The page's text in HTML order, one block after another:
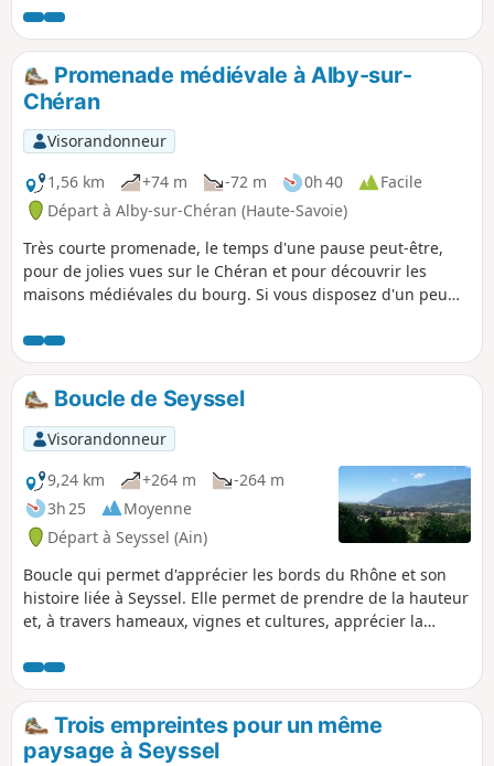
l'albanais n'est peut-être pas aussi jolie que celle côté
Rhône mais elle permet de situer les nombreux villages de
la région.Promenade médiévale à Alby-sur-
Chéran
Visorandonneur
1,56 km
+74 m -72 m 0h 40
Facile
Départ à Alby-sur-Chéran (Haute-Savoie)
Très courte promenade, le temps d'une pause peut-être,
pour de jolies vues sur le Chéran et pour découvrir les
maisons médiévales du bourg. Si vous disposez d'un peu
Boucle de Seyssel
Visorandonneur
9,24 km
+264 m
-264 m
3h 25
Moyenne
Départ à Seyssel (Ain)
Boucle qui permet d'apprécier les bords du Rhône et son
histoire liée à Seyssel. Elle permet de prendre de la hauteur
et, à travers hameaux, vignes et cultures, apprécier la
Gros Foug et le Mont Colombier.
Trois empreintes pour un même
paysage à Seyssel